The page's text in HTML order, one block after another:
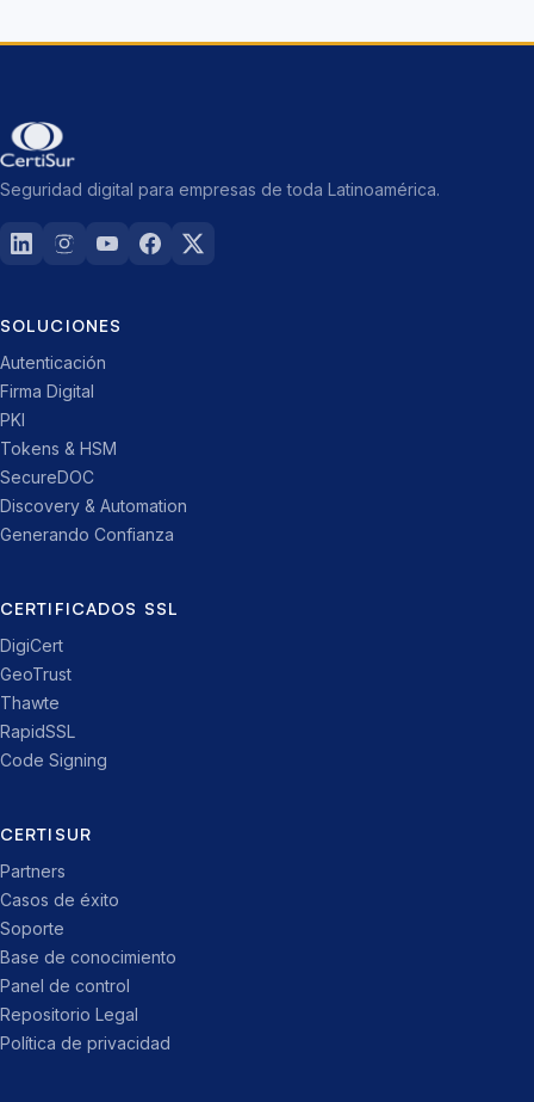
Seguridad digital para empresas de toda Latinoamérica.
SOLUCIONES
Autenticación
Firma Digital
PKI
Tokens & HSM
SecureDOC
Discovery & Automation
Generando Confianza
CERTIFICADOS SSL
DigiCert
GeoTrust
Thawte
RapidSSL
Code Signing
CERTISUR
Partners
Casos de éxito
Soporte
Base de conocimiento
Panel de control
Repositorio Legal
Política de privacidad